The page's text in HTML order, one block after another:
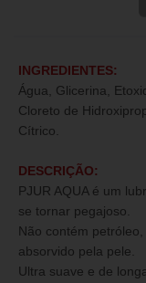
INGREDIENTES:
Água, Glicerina,
Cloreto de
Cítrico.
DESCRIÇÃO:
PJUR AQUA é um
se tornar pegajoso.
Não contém
absorvido pela pele.
Ultra suave e de